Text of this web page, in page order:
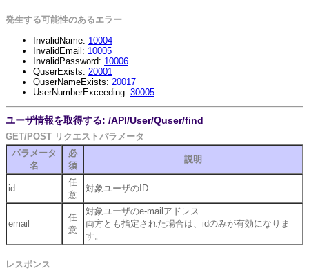
発生する可能性のあるエラー
InvalidName: 10004
InvalidEmail: 10005
InvalidPassword: 10006
QuserExists: 20001
QuserNameExists: 20017
UserNumberExceeding: 30005
ユーザ情報を取得する: /API/User/Quser/find
GET/POST リクエストパラメータ
パラメータ
名
必
須
説明
id
任
意
対象ユーザのID
email
任
意
対象ユーザのe-mailアドレス
両方とも指定された場合は、idのみが有効になりま
す。
レスポンス